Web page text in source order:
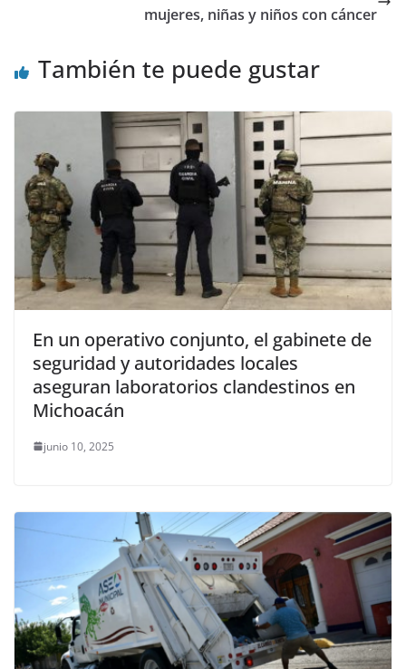
mujeres, niñas y niños con cáncer
También te puede gustar
En un operativo conjunto, el gabinete de
seguridad y autoridades locales
aseguran laboratorios clandestinos en
Michoacán
junio 10, 2025